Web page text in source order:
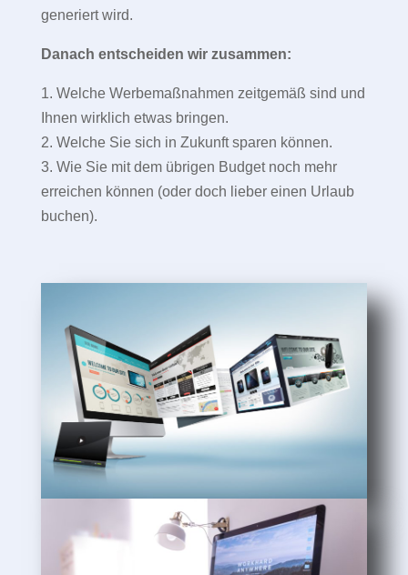
generiert wird.
Danach entscheiden wir zusammen:
1. Welche Werbemaßnahmen zeitgemäß sind und
Ihnen wirklich etwas bringen.
2. Welche Sie sich in Zukunft sparen können.
3. Wie Sie mit dem übrigen Budget noch mehr
erreichen können (oder doch lieber einen Urlaub
buchen).